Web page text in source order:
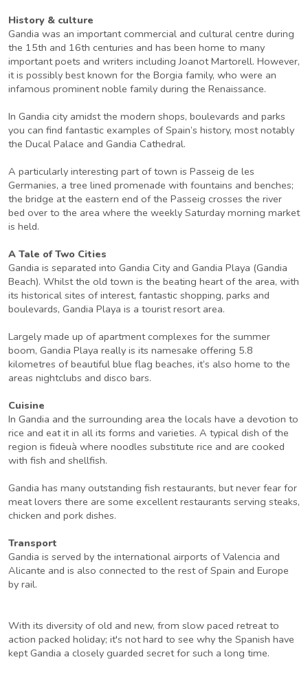
History & culture
Gandia was an important commercial and cultural centre during
the 15th and 16th centuries and has been home to many
important poets and writers including Joanot Martorell. However,
it is possibly best known for the Borgia family, who were an
infamous prominent noble family during the Renaissance.
In Gandia city amidst the modern shops, boulevards and parks
you can find fantastic examples of Spain’s history, most notably
the Ducal Palace and Gandia Cathedral.
A particularly interesting part of town is Passeig de les
Germanies, a tree lined promenade with fountains and benches;
the bridge at the eastern end of the Passeig crosses the river
bed over to the area where the weekly Saturday morning market
is held.
A Tale of Two Cities
Gandia is separated into Gandia City and Gandia Playa (Gandia
Beach). Whilst the old town is the beating heart of the area, with
its historical sites of interest, fantastic shopping, parks and
boulevards, Gandia Playa is a tourist resort area.
Largely made up of apartment complexes for the summer
boom, Gandia Playa really is its namesake offering 5.8
kilometres of beautiful blue flag beaches, it’s also home to the
areas nightclubs and disco bars.
Cuisine
In Gandia and the surrounding area the locals have a devotion to
rice and eat it in all its forms and varieties. A typical dish of the
region is fideuà where noodles substitute rice and are cooked
with fish and shellfish.
Gandia has many outstanding fish restaurants, but never fear for
meat lovers there are some excellent restaurants serving steaks,
chicken and pork dishes.
Transport
Gandia is served by the international airports of Valencia and
Alicante and is also connected to the rest of Spain and Europe
by rail.
With its diversity of old and new, from slow paced retreat to
action packed holiday; it's not hard to see why the Spanish have
kept Gandia a closely guarded secret for such a long time.